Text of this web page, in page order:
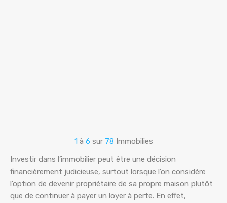
1 à 6 sur 78 Immobilies
Investir dans l’immobilier peut être une décision
financièrement judicieuse, surtout lorsque l’on considère
l’option de devenir propriétaire de sa propre maison plutôt
que de continuer à payer un loyer à perte. En effet,